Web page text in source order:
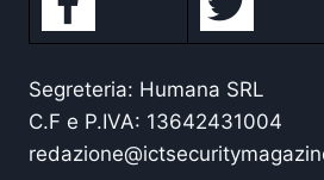
Segreteria: Humana SRL
C.F e P.IVA: 13642431004